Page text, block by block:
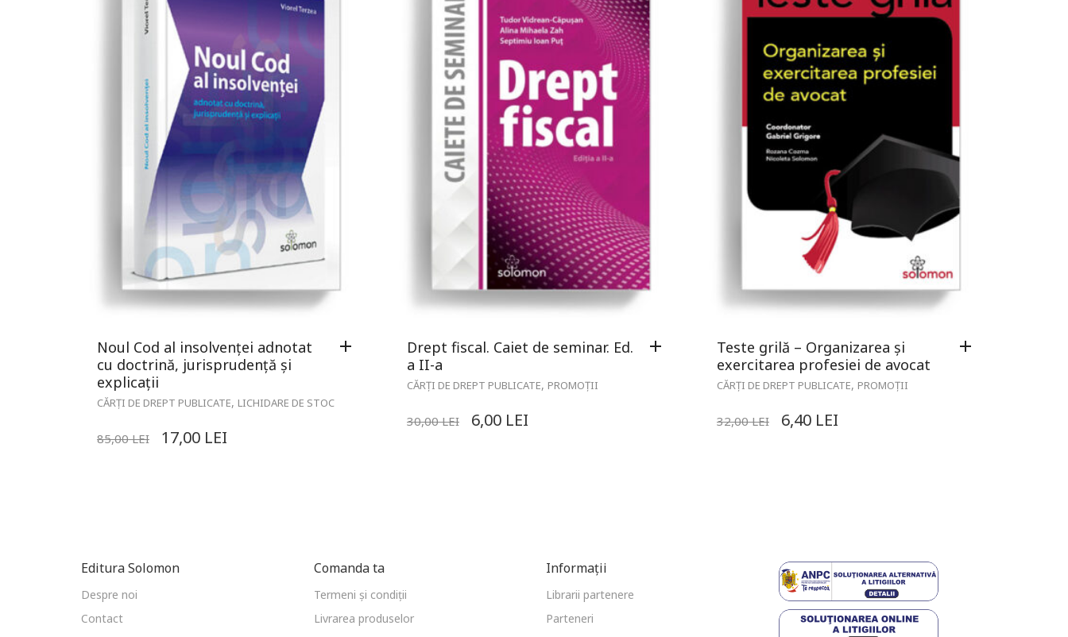
Noul Cod al insolvenței adnotat
cu doctrină, jurisprudență și
explicații
CĂRȚI DE DREPT PUBLICATE, LICHIDARE DE STOC
85,00LEI 17,00 LEI
Drept fiscal. Caiet de seminar. Ed.
a II-a
CĂRȚI DE DREPT PUBLICATE, PROMOȚII
30,00LEI 6,00 LEI
Teste grilă – Organizarea și
exercitarea profesiei de avocat
CĂRȚI DE DREPT PUBLICATE, PROMOȚII
32,00LEI 6,40 LEI
Editura Solomon
Despre noi
Contact
Comanda ta
Termeni și condiții
Livrarea produselor
Informații
Librarii partenere
Parteneri